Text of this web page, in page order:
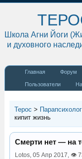
Школа Агни Йоги
и духовного
Главная Форум
Пользователи
Терос >
кипит жизнь
Смерти нет — на
Lotos,05 Апр 2017, 👁